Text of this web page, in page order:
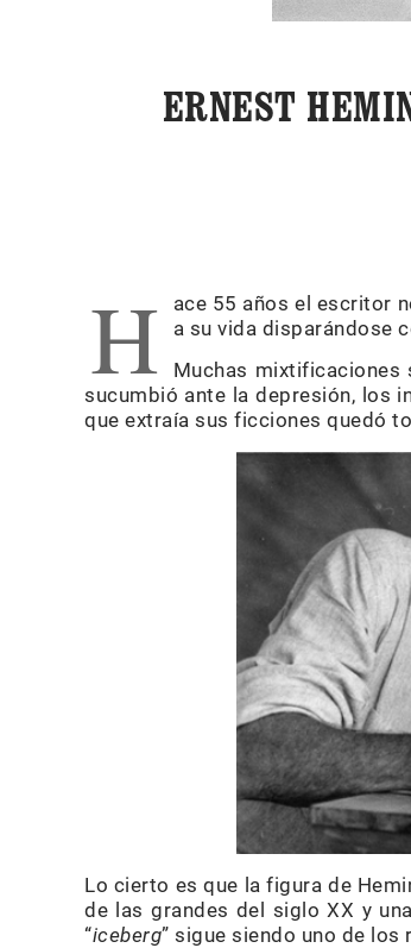
ERNEST
H
ace 55 años el escritor
a su vida disparándose
Muchas mixtificaciones
sucumbió ante la depresión, los
que extraía sus ficciones quedó
Lo cierto es que la figura de
de las grandes del siglo XX y
“iceberg” sigue siendo uno de